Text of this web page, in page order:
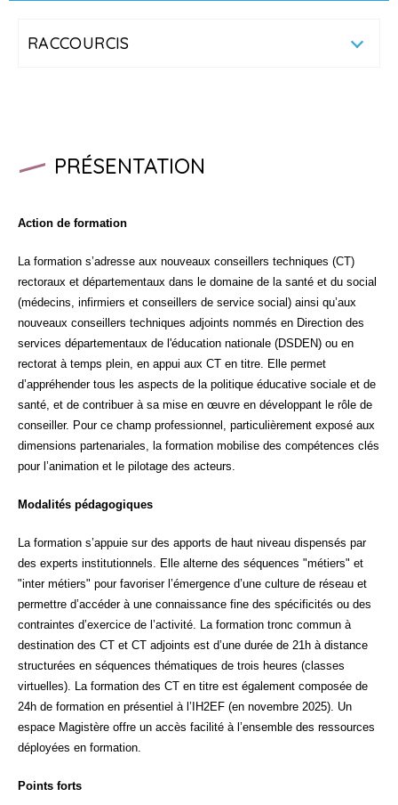
RACCOURCIS
PRÉSENTATION
Action de formation
La formation s’adresse aux nouveaux conseillers techniques (CT)
rectoraux et départementaux dans le domaine de la santé et du social
(médecins, infirmiers et conseillers de service social) ainsi qu’aux
nouveaux conseillers techniques adjoints nommés en Direction des
services départementaux de l'éducation nationale (DSDEN) ou en
rectorat à temps plein, en appui aux CT en titre. Elle permet
d’appréhender tous les aspects de la politique éducative sociale et de
santé, et de contribuer à sa mise en œuvre en développant le rôle de
conseiller. Pour ce champ professionnel, particulièrement exposé aux
dimensions partenariales, la formation mobilise des compétences clés
pour l’animation et le pilotage des acteurs.
Modalités pédagogiques
La formation s’appuie sur des apports de haut niveau dispensés par
des experts institutionnels. Elle alterne des séquences "métiers" et
"inter métiers" pour favoriser l’émergence d’une culture de réseau et
permettre d’accéder à une connaissance fine des spécificités ou des
contraintes d’exercice de l’activité. La formation tronc commun à
destination des CT et CT adjoints est d’une durée de 21h à distance
structurées en séquences thématiques de trois heures (classes
virtuelles). La formation des CT en titre est également composée de
24h de formation en présentiel à l’IH2EF (en novembre 2025). Un
espace Magistère offre un accès facilité à l’ensemble des ressources
déployées en formation.
Points forts